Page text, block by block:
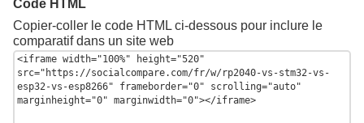
Code HTML
Copier-coller le code HTML ci-dessous pour inclure le
comparatif dans un site web